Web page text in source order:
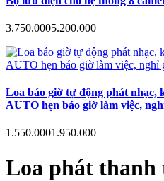
3.750.0005.200.000
Loa báo giờ tự động phát nhạc,
AUTO hẹn báo giờ làm việc,
1.550.0001.950.000
Loa phát thanh